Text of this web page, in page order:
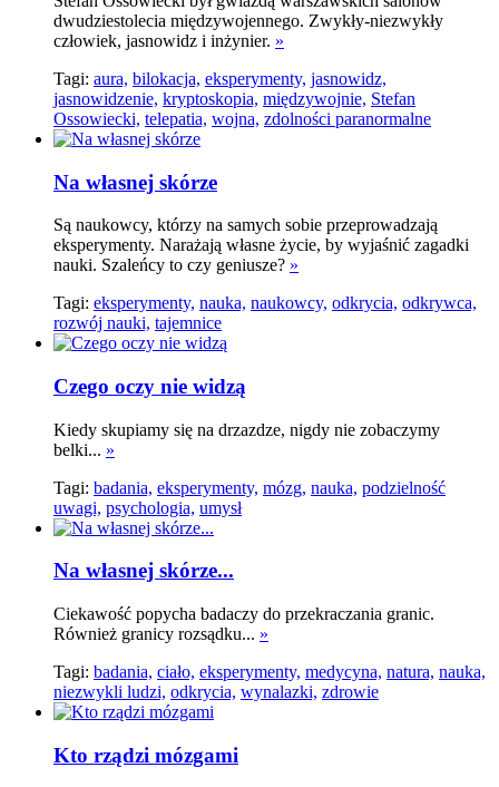
dwudziestolecia międzywojennego. Zwykły-niezwykły
człowiek, jasnowidz i inżynier. »
Tagi: aura, bilokacja, eksperymenty, jasnowidz,
jasnowidzenie, kryptoskopia, międzywojnie, Stefan
Ossowiecki, telepatia, wojna, zdolności paranormalne
Na własnej skórze
Są naukowcy, którzy na samych sobie przeprowadzają
eksperymenty. Narażają własne życie, by wyjaśnić zagadki
nauki. Szaleńcy to czy geniusze? »
Tagi: eksperymenty, nauka, naukowcy, odkrycia, odkrywca,
rozwój nauki, tajemnice
Czego oczy nie widzą
Kiedy skupiamy się na drzazdze, nigdy nie zobaczymy
belki... »
Tagi: badania, eksperymenty, mózg, nauka, podzielność
uwagi, psychologia, umysł
Na własnej skórze...
Ciekawość popycha badaczy do przekraczania granic.
Również granicy rozsądku... »
Tagi: badania, ciało, eksperymenty, medycyna, natura, nauka,
niezwykli ludzi, odkrycia, wynalazki, zdrowie
Kto rządzi mózgami